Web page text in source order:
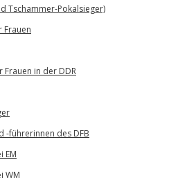
Tschammer-Pokalsieger)
Frauen
Frauen in der DDR
-führerinnen des DFB
EM
WM